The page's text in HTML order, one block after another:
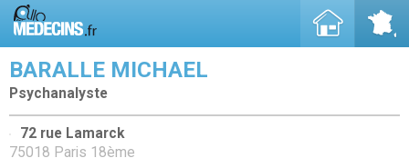
BARALLE MICHAEL
Psychanalyste
72 rue Lamarck
75018 Paris 18ème